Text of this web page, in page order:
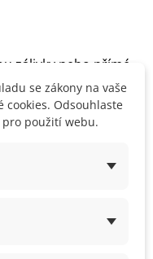
zálivky nebo přímé
naleznete na obalu
se zákony na vaše
cookies. Odsouhlaste
použití webu.